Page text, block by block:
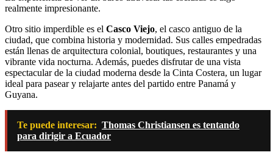
realmente impresionante.
Otro sitio imperdible es el Casco Viejo, el casco antiguo de la
ciudad, que combina historia y modernidad. Sus calles empedradas
están llenas de arquitectura colonial, boutiques, restaurantes y una
vibrante vida nocturna. Además, puedes disfrutar de una vista
espectacular de la ciudad moderna desde la Cinta Costera, un lugar
ideal para pasear y relajarte antes del partido entre Panamá y
Guyana.
Te puede interesar: Thomas Christiansen es tentando
para dirigir a Ecuador